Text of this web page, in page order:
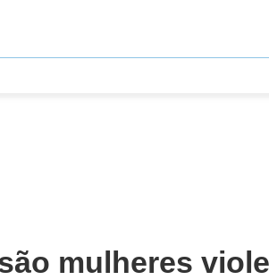
mulheres